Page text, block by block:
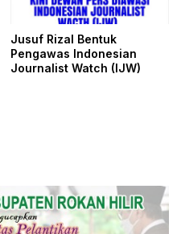
Jusuf Rizal Bentuk
Pengawas Indonesian
Journalist Watch (IJW)